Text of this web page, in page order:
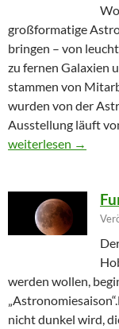
großformatige
bringen – von
zu fernen Galaxien
stammen von
wurden von der
Ausstellung läuft
Zwischen Wort und
weiterlesen →
werden wollen,
nicht dunkel wird,